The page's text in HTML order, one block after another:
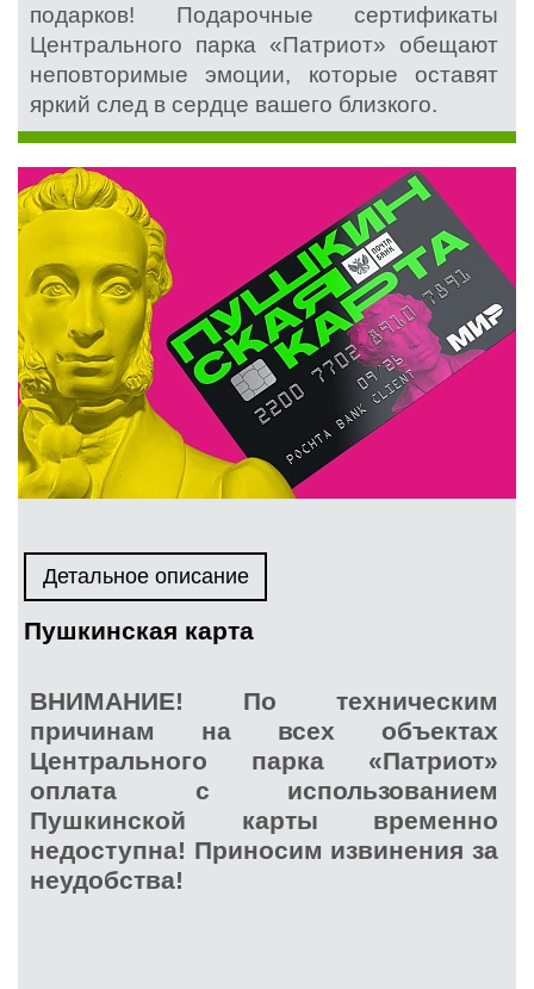
подарков! Подарочные сертификаты
Центрального парка «Патриот» обещают
неповторимые эмоции, которые оставят
яркий след в сердце вашего близкого.
Детальное описание
Пушкинская карта
ВНИМАНИЕ! По техническим
причинам на всех объектах
Центрального парка «Патриот»
оплата с использованием
Пушкинской карты временно
недоступна! Приносим извинения за
неудобства!